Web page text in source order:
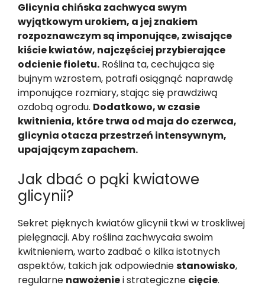
Glicynia chińska zachwyca swym
wyjątkowym urokiem, a jej znakiem
rozpoznawczym są imponujące, zwisające
kiście kwiatów, najczęściej przybierające
odcienie fioletu. Roślina ta, cechująca się
bujnym wzrostem, potrafi osiągnąć naprawdę
imponujące rozmiary, stając się prawdziwą
ozdobą ogrodu. Dodatkowo, w czasie
kwitnienia, które trwa od maja do czerwca,
glicynia otacza przestrzeń intensywnym,
upajającym zapachem.
Jak dbać o pąki kwiatowe
glicynii?
Sekret pięknych kwiatów glicynii tkwi w troskliwej
pielęgnacji. Aby roślina zachwycała swoim
kwitnieniem, warto zadbać o kilka istotnych
aspektów, takich jak odpowiedniestanowisko,
regularne nawożeniei strategiczne cięcie.